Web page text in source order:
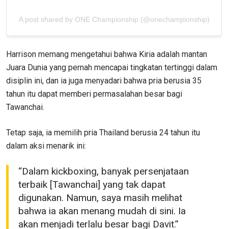
A post shared by ONE Championship (@onechampionship)
Harrison memang mengetahui bahwa Kiria adalah mantan
Juara Dunia yang pernah mencapai tingkatan tertinggi dalam
disiplin ini, dan ia juga menyadari bahwa pria berusia 35
tahun itu dapat memberi permasalahan besar bagi
Tawanchai.
Tetap saja, ia memilih pria Thailand berusia 24 tahun itu
dalam aksi menarik ini:
“Dalam kickboxing, banyak persenjataan
terbaik [Tawanchai] yang tak dapat
digunakan. Namun, saya masih melihat
bahwa ia akan menang mudah di sini. Ia
akan menjadi terlalu besar bagi Davit.”